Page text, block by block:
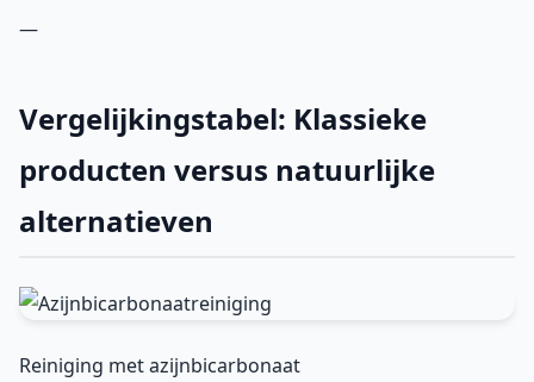
—
Vergelijkingstabel: Klassieke
producten versus natuurlijke
alternatieven
Reiniging met azijnbicarbonaat